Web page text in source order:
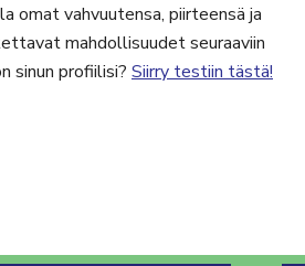
omat vahvuutensa, piirteensä ja
mahdollisuudet seuraaviin
sinun profiilisi? Siirry testiin tästä!